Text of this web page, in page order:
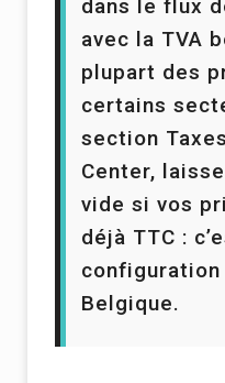
dans le flux
avec la TVA
plupart des
certains
section
Center,
vide si vos
déjà TTC :
Belgique.